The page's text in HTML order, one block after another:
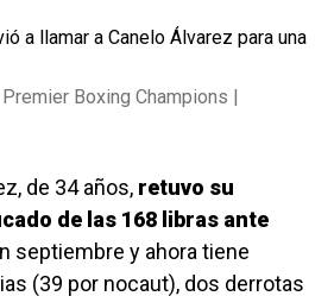
a llamar a Canelo Álvarez para una
Boxing Champions |
de 34 años, retuvo su
de las 168 libras ante
septiembre y ahora tiene
(39 por nocaut), dos derrotas